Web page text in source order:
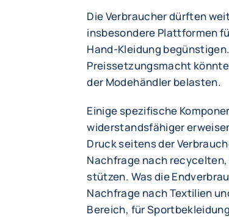
Die Verbraucher dürften
insbesondere Plattformen
Hand-Kleidung
Preissetzungsmacht
der Modehändler belasten.
Einige spezifische
widerstandsfähiger
Druck seitens der
Nachfrage nach
stützen. Was die
Nachfrage nach Textilien
Bereich, für